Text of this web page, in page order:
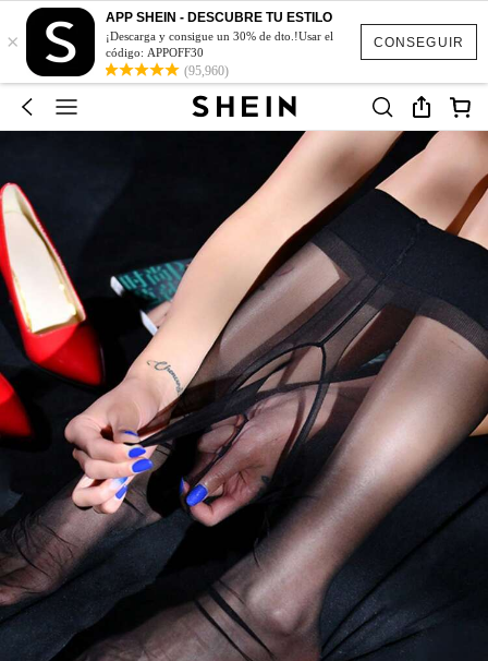
CONSEGUIR
×
APP SHEIN - DESCUBRE TU ESTILO
¡Descarga y consigue un 30% de dto.!Usar el
código: APPOFF30
(95,960)